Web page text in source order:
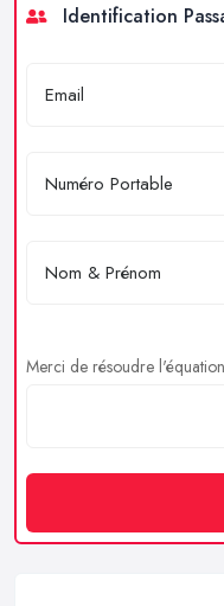
Identification
Merci de résoudre